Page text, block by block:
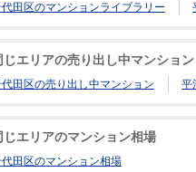
田区のマンションライブラリー
じエリアの売り出し中マンション
田区の売り出し中マンション 平
じエリアのマンション相場
田区のマンション相場